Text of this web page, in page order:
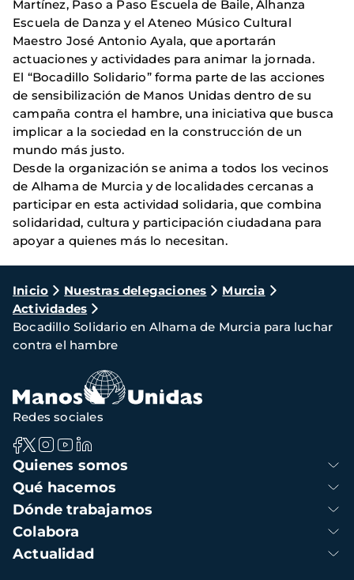
Martínez, Paso a Paso Escuela de Baile, Alhanza
Escuela de Danza y el Ateneo Músico Cultural
Maestro José Antonio Ayala, que aportarán
actuaciones y actividades para animar la jornada.
El “Bocadillo Solidario” forma parte de las acciones
de sensibilización de Manos Unidas dentro de su
campaña contra el hambre, una iniciativa que busca
implicar a la sociedad en la construcción de un
mundo más justo.
Desde la organización se anima a todos los vecinos
de Alhama de Murcia y de localidades cercanas a
participar en esta actividad solidaria, que combina
solidaridad, cultura y participación ciudadana para
apoyar a quienes más lo necesitan.
Ruta
de
navegación
Inicio Nuestras delegaciones
Murcia
Actividades
Bocadillo Solidario en Alhama de Murcia para luchar
contra el hambre
Navegación
principal
Quienes somos
Qué hacemos
Dónde trabajamos
Colabora
Actualidad
Redes sociales